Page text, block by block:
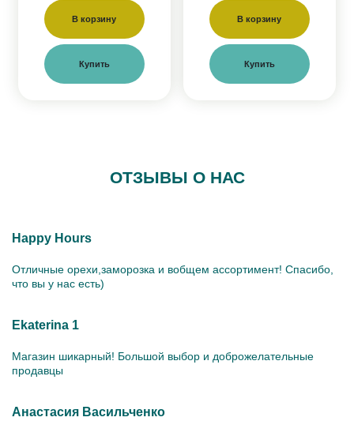
В корзину
Купить
В корзину
Купить
ОТЗЫВЫ О НАС
Happy Hours
Отличные орехи,заморозка и вобщем ассортимент! Спасибо,
что вы у нас есть)
Ekaterina 1
Магазин шикарный! Большой выбор и доброжелательные
продавцы
Анастасия Васильченко